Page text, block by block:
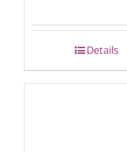
Details